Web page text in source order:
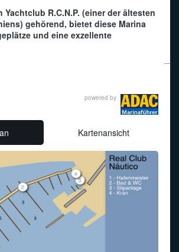
Yachtclub R.C.N.P. (einer der ältesten
gehörend, bietet diese Marina
und eine exzellente
powered by
Kartenansicht